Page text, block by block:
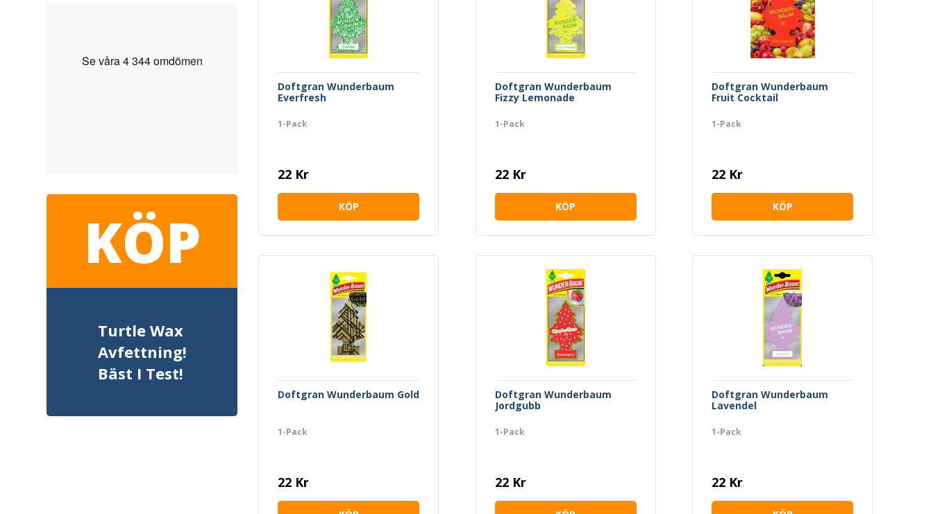
KÖP
Turtle Wax
Avfettning!
Bäst I Test!
Doftgran Wunderbaum
Everfresh
1-Pack
22 Kr
KÖP
Doftgran Wunderbaum
Fizzy Lemonade
1-Pack
22 Kr
KÖP
Doftgran Wunderbaum
Fruit Cocktail
1-Pack
22 Kr
KÖP
Doftgran Wunderbaum Gold
1-Pack
22 Kr
Doftgran Wunderbaum
Jordgubb
1-Pack
22 Kr
Doftgran Wunderbaum
Lavendel
1-Pack
22 Kr